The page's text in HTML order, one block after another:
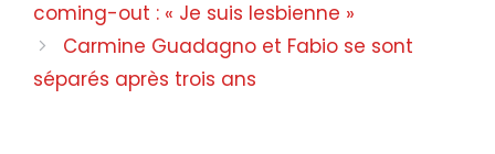
articles
coming-out : « Je suis lesbienne »
Carmine Guadagno et Fabio se sont
séparés après trois ans